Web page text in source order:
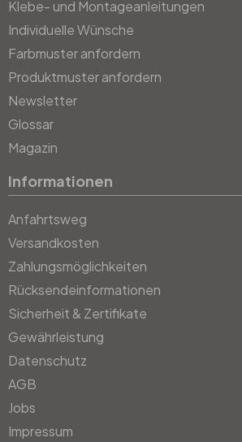
Klebe- und Montageanleitungen
Individuelle Wünsche
Farbmuster anfordern
Produktmuster anfordern
Newsletter
Glossar
Magazin
Informationen
Anfahrtsweg
Versandkosten
Zahlungsmöglichkeiten
Rücksendeinformationen
Sicherheit & Zertifikate
Gewährleistung
Datenschutz
AGB
Jobs
Impressum